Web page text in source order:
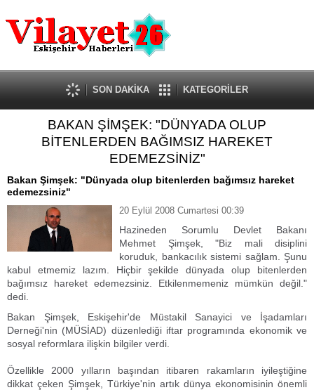
Güncel
Ekonomi
Politika
Eğitim
Spor
Kültür-Sanat
Tanıtım Yazısı
SON DAKİKA KATEGORİLER
BAKAN ŞİMŞEK: "DÜNYADA OLUP
BİTENLERDEN BAĞIMSIZ HAREKET
EDEMEZSİNİZ"
Bakan Şimşek: "Dünyada olup bitenlerden bağımsız hareket
edemezsiniz"
20 Eylül 2008 Cumartesi 00:39
Hazineden Sorumlu Devlet Bakanı
Mehmet Şimşek, "Biz mali disiplini
koruduk, bankacılık sistemi sağlam. Şunu
kabul etmemiz lazım. Hiçbir şekilde dünyada olup bitenlerden
bağımsız hareket edemezsiniz. Etkilenmemeniz mümkün değil."
dedi.
Bakan Şimşek, Eskişehir'de Müstakil Sanayici ve İşadamları
Derneği'nin (MÜSİAD) düzenlediği iftar programında ekonomik ve
sosyal reformlara ilişkin bilgiler verdi.
Özellikle 2000 yılların başından itibaren rakamların iyileştiğine
dikkat çeken Şimşek, Türkiye'nin artık dünya ekonomisinin önemli